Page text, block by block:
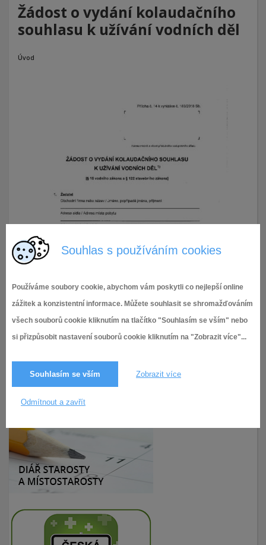
Souhlas s používáním cookies
Používáme soubory cookie, abychom vám poskytli co nejlepší online
zážitek a konzistentní informace. Můžete souhlasit se shromažďováním
všech souborů cookie kliknutím na tlačítko "Souhlasím se vším" nebo
si přizpůsobit nastavení souborů cookie kliknutím na "Zobrazit více"...
Souhlasím se vším Zobrazit více
Odmítnout a zavřít
Žádost o vydání kolaudačního
souhlasu k užívání vodních děl
Úvod
12.2.2019